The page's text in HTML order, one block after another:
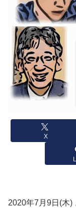
X
2020年7月9日(木)